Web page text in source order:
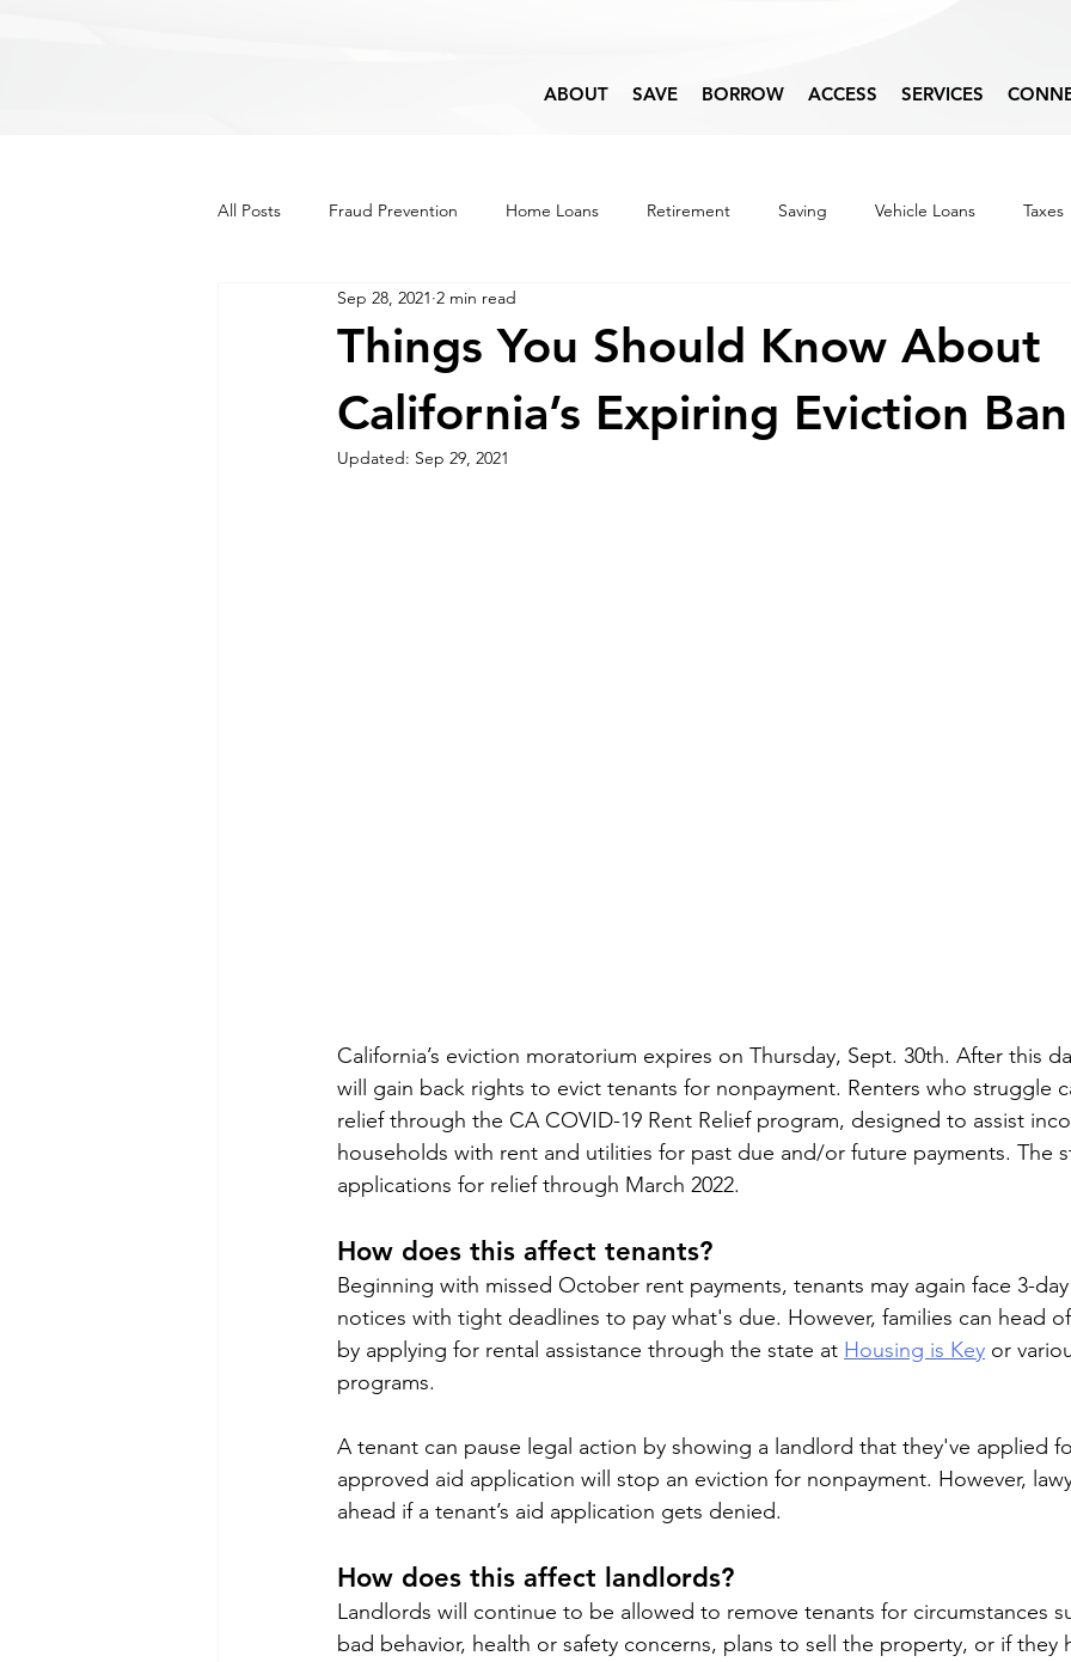
ABOUT SAVE BORROW ACCESS SERVICES
All Posts Fraud Prevention Home Loans Retirement Saving Vehicle Loans Taxes
Lifestyle Other
Things You Should Know About
California’s Expiring Eviction Ban
Sep 28, 2021 2 min read
Updated: Sep 29, 2021
California’s eviction moratorium expires on Thursday, Sept. 30th. After this
will gain back rights to evict tenants for nonpayment. Renters who struggle
relief through the CA COVID-19 Rent Relief program, designed to assist
households with rent and utilities for past due and/or future payments. The
applications for relief through March 2022.
How does this affect tenants?
Beginning with missed October rent payments, tenants may again face 3-
notices with tight deadlines to pay what's due. However, families can head
by applying for rental assistance through the state at Housing is Key or
programs.
A tenant can pause legal action by showing a landlord that they've applied
approved aid application will stop an eviction for nonpayment. However,
ahead if a tenant’s aid application gets denied.
How does this affect landlords?
Landlords will continue to be allowed to remove tenants for circumstances
bad behavior, health or safety concerns, plans to sell the property, or if they